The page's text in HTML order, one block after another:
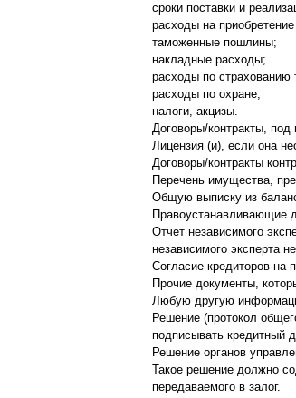
сроки поставки и
расходы на
таможенные пошлины;
накладные расходы;
расходы по страхованию
расходы по охране;
налоги, акцизы.
Договоры/контракты,
Лицензия (и), если она
Договоры/контракты
Перечень имущества,
Общую выписку из
Правоустанавливающие
Отчет независимого
независимого эксперта
Согласие кредиторов на
Прочие документы,
Любую другую
Решение (протокол
подписывать кредитный
Решение органов
Такое решение должно
передаваемого в залог.